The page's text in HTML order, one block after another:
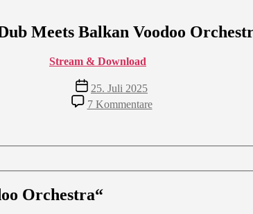
Meets Balkan Voodoo
Stream & Download
Veröffentlichungsdatum
25. Juli 2025
7 Kommentarezu
Kali
Meets
Voodoo
Orchestra“